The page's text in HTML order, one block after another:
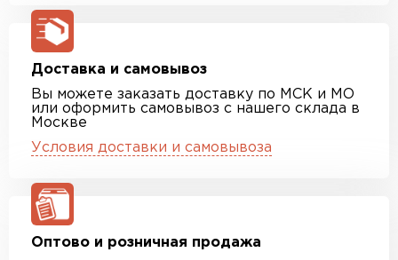
Доставка и самовывоз
Вы можете заказать доставку по МСК и МО
или оформить самовывоз с нашего склада в
Москве
Условия доставки и самовывоза
Оптово и розничная продажа